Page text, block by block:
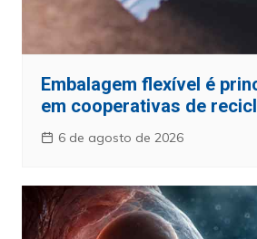
Embalagem flexível é
em cooperativas de
6 de agosto de 2026